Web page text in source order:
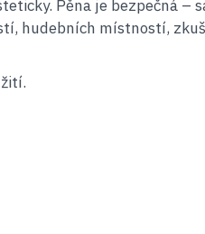
Pěna je bezpečná –
hudebních místností,